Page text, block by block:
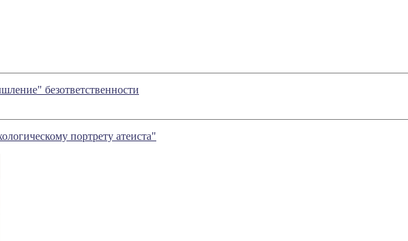
безответственности
портрету атеиста"